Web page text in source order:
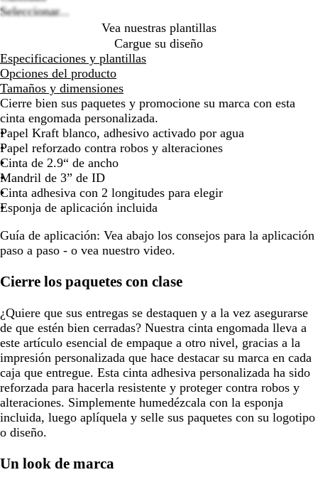
las
arrastrar
las
arrastrar
flechas
arrastrar
flechas
para
arrastrar
flechas
para
flechas
para
Seleccionar...
Vea nuestras plantillas
Cargue su diseño
Especificaciones y plantillas
Opciones del producto
Tamaños y dimensiones
Cierre bien sus paquetes y promocione su marca con esta
cinta engomada personalizada.
Papel Kraft blanco, adhesivo activado por agua
Papel reforzado contra robos y alteraciones
Cinta de 2.9“ de ancho
Mandril de 3” de ID
Cinta adhesiva con 2 longitudes para elegir
Esponja de aplicación incluida
Guía de aplicación: Vea abajo los consejos para la aplicación
paso a paso - o vea nuestro video.
Cierre los paquetes con clase
¿Quiere que sus entregas se destaquen y a la vez asegurarse
de que estén bien cerradas? Nuestra cinta engomada lleva a
este artículo esencial de empaque a otro nivel, gracias a la
impresión personalizada que hace destacar su marca en cada
caja que entregue. Esta cinta adhesiva personalizada ha sido
reforzada para hacerla resistente y proteger contra robos y
alteraciones. Simplemente humedézcala con la esponja
incluida, luego aplíquela y selle sus paquetes con su logotipo
o diseño.
Un look de marca